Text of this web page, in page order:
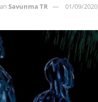
Savunma TR 01/09/2020